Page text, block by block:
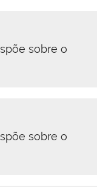
sobre o
sobre o